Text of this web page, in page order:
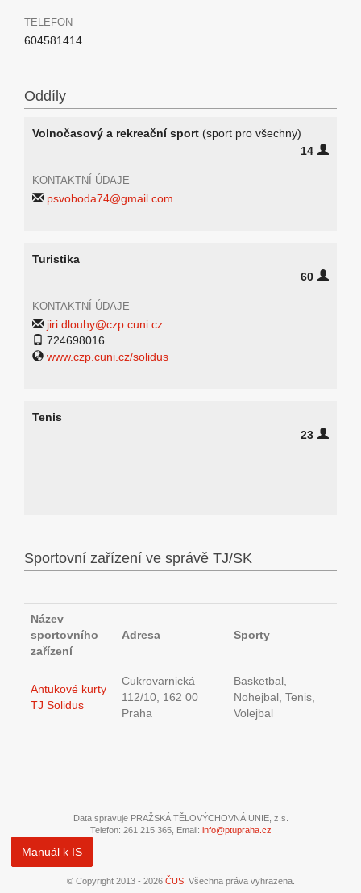
TELEFON
604581414
Oddíly
Volnočasový a rekreační sport (sport pro všechny)
14
KONTAKTNÍ ÚDAJE
psvoboda74@gmail.com
Turistika
60
KONTAKTNÍ ÚDAJE
jiri.dlouhy@czp.cuni.cz
724698016
www.czp.cuni.cz/solidus
Tenis
23
Sportovní zařízení ve správě TJ/SK
Název
sportovního
zařízení
Adresa Sporty
Antukové kurty
TJ Solidus
Cukrovarnická
112/10, 162 00
Praha
Basketbal,
Nohejbal, Tenis,
Volejbal
Data spravuje PRAŽSKÁ TĚLOVÝCHOVNÁ UNIE, z.s.
Telefon: 261 215 365, Email: info@ptupraha.cz
Manuál k IS
© Copyright 2013 - 2026 ČUS. Všechna práva vyhrazena.